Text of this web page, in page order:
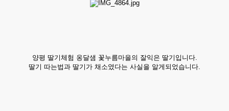
양평 딸기체험 옹달샘 꽃누름마을​의 잘익은 딸기입니다.
딸기 따는법과 딸기가 채소였다는 사실을 알게되었습니다.